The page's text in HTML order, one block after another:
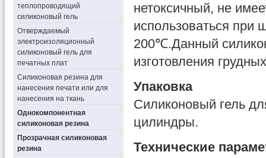
теплопроводящий
силиконовый гель
Отверждаемый
электроизоляционный
силиконовый гель для
печатных плат
Силиконовая резина для
нанесения печати или для
нанесения на ткань
Однокомпонентная
силиконовая резина
Прозрачная силиконовая
резина
нетоксичный, не
использоваться при
200℃.Данный
изготовления
Упаковка
Силиконовый гель
цилиндры.
Технические